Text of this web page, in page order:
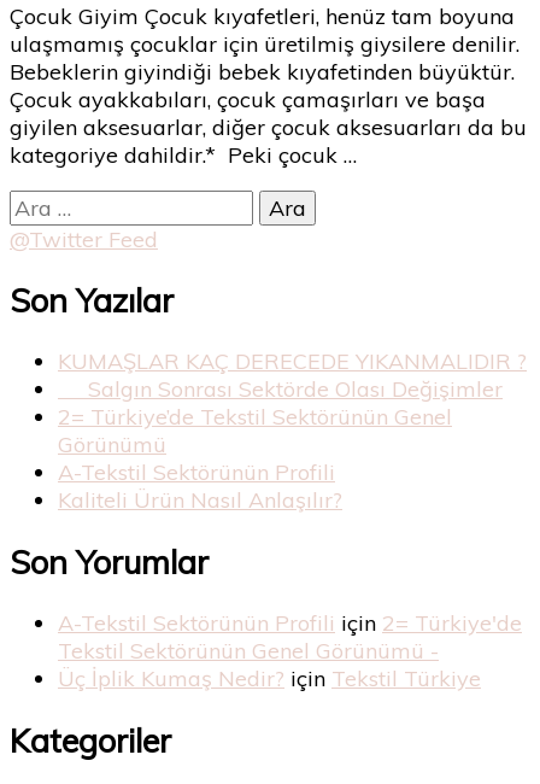
Markaları
için
Çocuk Giyim Çocuk kıyafetleri, henüz tam boyuna
ulaşmamış çocuklar için üretilmiş giysilere denilir.
Bebeklerin giyindiği bebek kıyafetinden büyüktür.
Çocuk ayakkabıları, çocuk çamaşırları ve başa
giyilen aksesuarlar, diğer çocuk aksesuarları da bu
kategoriye dahildir.* Peki çocuk …
Arama:
@Twitter Feed
Son Yazılar
KUMAŞLAR KAÇ DERECEDE YIKANMALIDIR ?
Salgın Sonrası Sektörde Olası Değişimler
2= Türkiye’de Tekstil Sektörünün Genel
Görünümü
A-Tekstil Sektörünün Profili
Kaliteli Ürün Nasıl Anlaşılır?
Son Yorumlar
A-Tekstil Sektörünün Profili için 2= Türkiye'de
Tekstil Sektörünün Genel Görünümü -
Üç İplik Kumaş Nedir? için Tekstil Türkiye
Kategoriler